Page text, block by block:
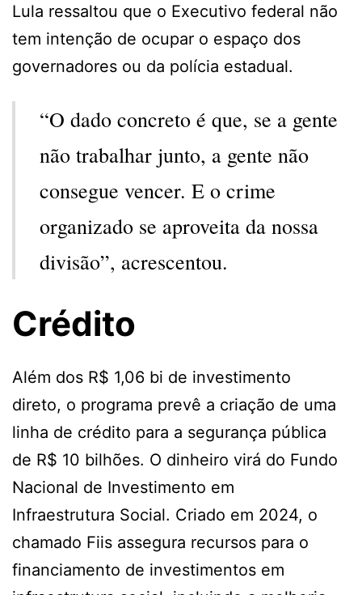
Lula ressaltou que o Executivo federal não
tem intenção de ocupar o espaço dos
governadores ou da polícia estadual.
“O dado concreto é que, se a gente
não trabalhar junto, a gente não
consegue vencer. E o crime
organizado se aproveita da nossa
divisão”, acrescentou.
Crédito
Além dos R$ 1,06 bi de investimento
direto, o programa prevê a criação de uma
linha de crédito para a segurança pública
de R$ 10 bilhões. O dinheiro virá do Fundo
Nacional de Investimento em
Infraestrutura Social. Criado em 2024, o
chamado Fiis assegura recursos para o
financiamento de investimentos em